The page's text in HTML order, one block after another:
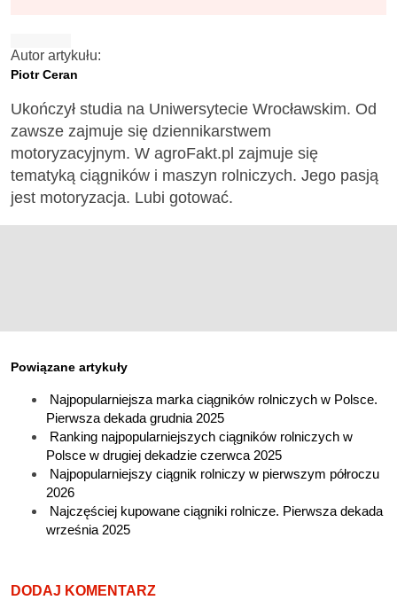
Autor artykułu:
Piotr Ceran
Ukończył studia na Uniwersytecie Wrocławskim. Od
zawsze zajmuje się dziennikarstwem
motoryzacyjnym. W agroFakt.pl zajmuje się
tematyką ciągników i maszyn rolniczych. Jego pasją
jest motoryzacja. Lubi gotować.
Powiązane artykuły
Najpopularniejsza marka ciągników rolniczych w Polsce.
Pierwsza dekada grudnia 2025
Ranking najpopularniejszych ciągników rolniczych w
Polsce w drugiej dekadzie czerwca 2025
Najpopularniejszy ciągnik rolniczy w pierwszym półroczu
2026
Najczęściej kupowane ciągniki rolnicze. Pierwsza dekada
września 2025
DODAJ KOMENTARZ